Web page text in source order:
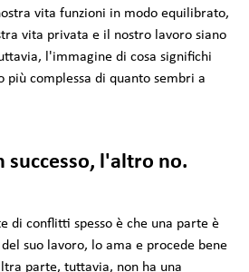
vita funzioni in modo equilibrato,
vita privata e il nostro lavoro siano
l'immagine di cosa significhi
più complessa di quanto sembri a
successo, l'altro no.
di conflitti spesso è che una parte è
suo lavoro, lo ama e procede bene
parte, tuttavia, non ha una